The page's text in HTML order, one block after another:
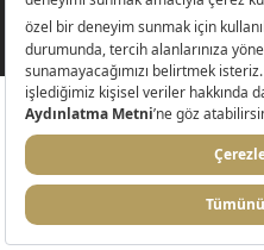
© 2026 EMSAN